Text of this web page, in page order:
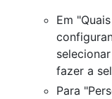
Em
selecionar
fazer a
Para